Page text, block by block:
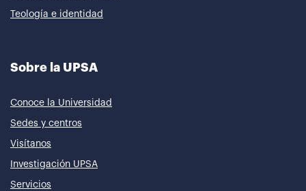
Teología e identidad
Sobre la UPSA
Conoce la Universidad
Sedes y centros
Visítanos
Investigación UPSA
Servicios